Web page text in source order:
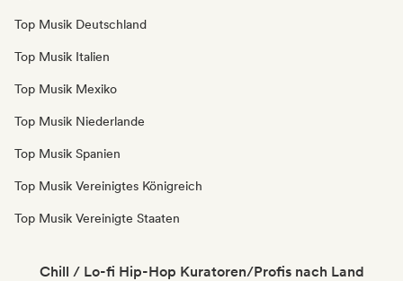
Top Musik Deutschland
Top Musik Italien
Top Musik Mexiko
Top Musik Niederlande
Top Musik Spanien
Top Musik Vereinigtes Königreich
Top Musik Vereinigte Staaten
Chill / Lo-fi Hip-Hop Kuratoren/Profis nach Land